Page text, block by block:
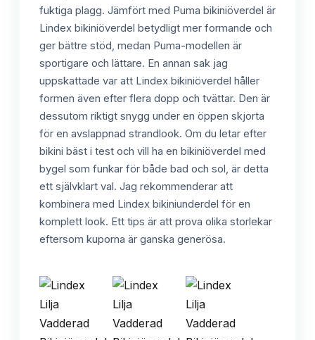
fuktiga plagg. Jämfört med Puma bikiniöverdel är
Lindex bikiniöverdel betydligt mer formande och
ger bättre stöd, medan Puma-modellen är
sportigare och lättare. En annan sak jag
uppskattade var att Lindex bikiniöverdel håller
formen även efter flera dopp och tvättar. Den är
dessutom riktigt snygg under en öppen skjorta
för en avslappnad strandlook. Om du letar efter
bikini bäst i test och vill ha en bikiniöverdel med
bygel som funkar för både bad och sol, är detta
ett självklart val. Jag rekommenderar att
kombinera med Lindex bikiniunderdel för en
komplett look. Ett tips är att prova olika storlekar
eftersom kuporna är ganska generösa.